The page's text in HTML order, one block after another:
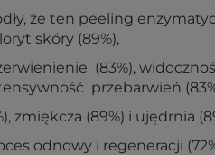
że ten peeling
skóry (89%),
(83%),
przebarwień
zmiękcza (89%) i ujędrnia
odnowy i regeneracji